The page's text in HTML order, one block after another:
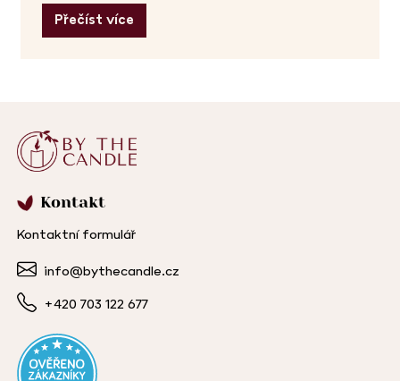
Přečíst více
Kontakt
Kontaktní formulář
info@bythecandle.cz
+420 703 122 677